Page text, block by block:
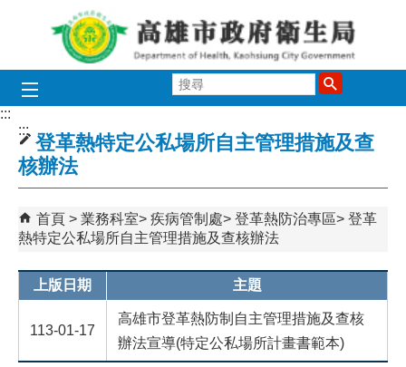
跳到主要內容區塊
尋
:::
:::
登革熱特定公私場所自主管理措施及查
核辦法
首頁 業務科室 疾病管制處 登革熱防治專區
登革
熱特定公私場所自主管理措施及查核辦法
上版日期 主題
113-01-17
高雄市登革熱防制自主管理措施及查核
辦法宣導(特定公私場所計畫書範本)